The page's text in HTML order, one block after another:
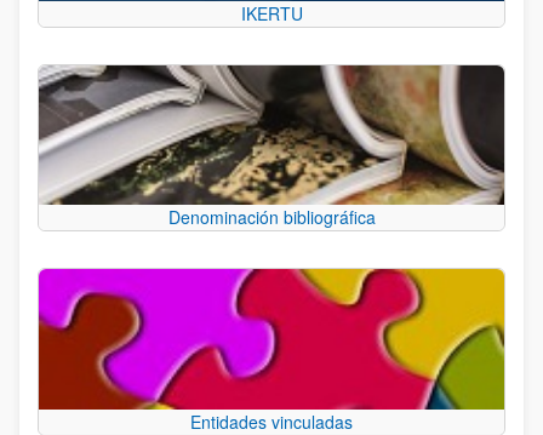
IKERTU
Denominación bibliográfica
Entidades vinculadas